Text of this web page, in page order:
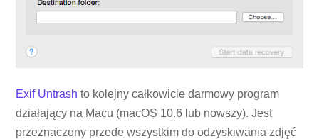
Exif Untrash to kolejny całkowicie darmowy program
działający na Macu (macOS 10.6 lub nowszy). Jest
przeznaczony przede wszystkim do odzyskiwania zdjęć